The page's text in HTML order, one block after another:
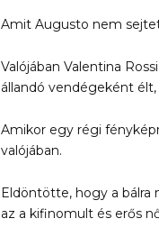
Amit Augusto nem
Valójában Valentina
állandó vendégeként
Amikor egy régi
valójában.
Eldöntötte, hogy a bálra
az a kifinomult és erős